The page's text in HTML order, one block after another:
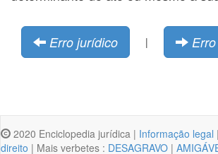
Erro jurídico |
2020 Enciclopedia jurídica | Informação legal |
direito | Mais verbetes : DESAGRAVO |